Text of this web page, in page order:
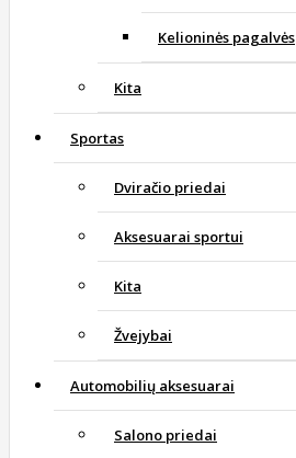
Kelioninės pagalvės
Kita
Sportas
Dviračio priedai
Aksesuarai sportui
Kita
Žvejybai
Automobilių aksesuarai
Salono priedai